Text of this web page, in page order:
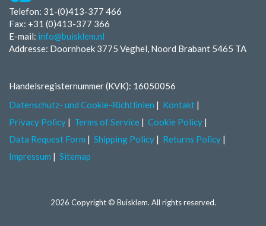
Telefon: 31-(0)413-377 466
Fax: +31 (0)413-377 366
E-mail: info@buisklem.nl
Addresse: Doornhoek 3775 Veghel, Noord Brabant 5465 TA
Handelsregisternummer (KVK): 16050056
Datenschutz- und Cookie-Richtlinien
Kontakt
Privacy Policy
Terms of Service
Cookie Policy
Data Request Form
Shipping Policy
Returns Policy
Impressum
Sitemap
2026 Copyright © Buisklem. All rights reserved.